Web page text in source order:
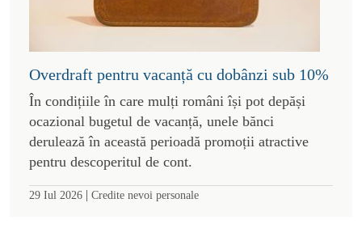
Overdraft pentru vacanță cu dobânzi sub 10%
În condițiile în care mulți români își pot depăși
ocazional bugetul de vacanță, unele bănci
derulează în această perioadă promoții atractive
pentru descoperitul de cont.
29 Iul 2026 | Credite nevoi personale